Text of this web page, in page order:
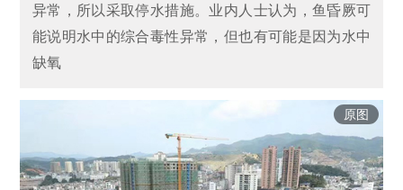
异常，所以采取停水措施。业内人士认为，鱼昏厥可
能说明水中的综合毒性异常，但也有可能是因为水中
缺氧
原图